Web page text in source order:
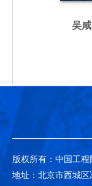
吴
版权所有：中国工程
地址：北京市西城